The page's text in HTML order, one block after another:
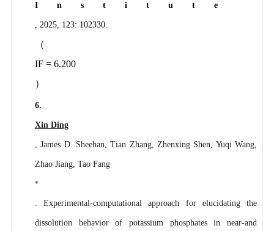
Institute
, 2025, 123: 102330.
（
IF = 6.200
）
6.
Xin Ding
, James D. Sheehan, Tian Zhang, Zhenxing Shen, Yuqi Wang,
Zhao Jiang, Tao Fang
*
. Experimental-computational approach for elucidating the
dissolution behavior of potassium phosphates in near-and